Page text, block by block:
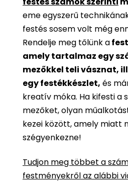
eme egyszerű
festés sosem volt még
Rendelje meg tőlünk a
amely tartalmaz egy
mezőkkel teli vásznat,
egy festékkészlet, és
kreatív móka. Ha kifesti a
mezőket, olyan
kezei között, amely miatt
szégyenkezne!
Tudjon meg többet a
festményekről az alábbi